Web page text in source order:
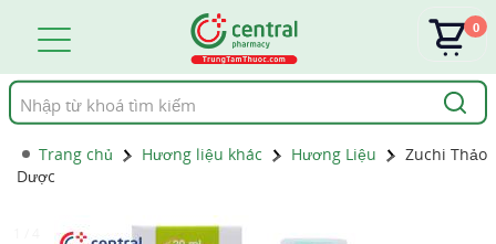
Tìm
kiếm
0
Trang chủ Hương liệu khác Hương Liệu
Zuchi Thảo
Dược